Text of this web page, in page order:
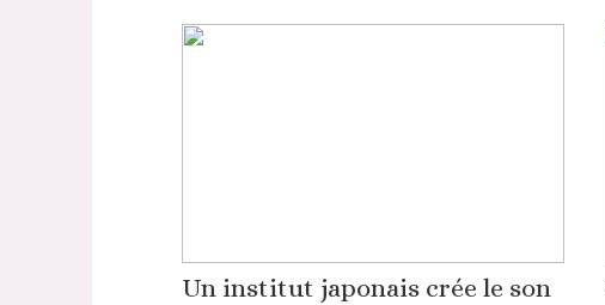
Un institut japonais crée le son